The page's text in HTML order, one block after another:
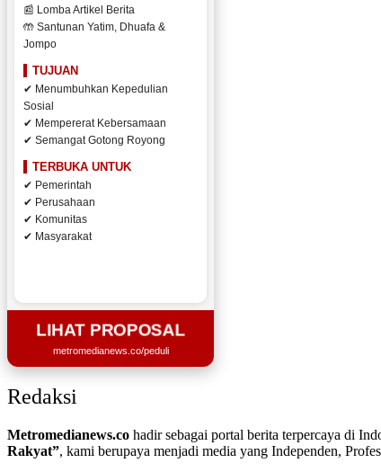
📰 Lomba Artikel Berita
🤲 Santunan Yatim, Dhuafa &
Jompo
TUJUAN
✔ Menumbuhkan Kepedulian
Sosial
✔ Mempererat Kebersamaan
✔ Semangat Gotong Royong
TERBUKA UNTUK
✔ Pemerintah
✔ Perusahaan
✔ Komunitas
✔ Masyarakat
LIHAT PROPOSAL
metromedianews.co/peduli
Redaksi
Metromedianews.co hadir sebagai portal berita terpercaya di
Rakyat”, kami berupaya menjadi media yang Independen,